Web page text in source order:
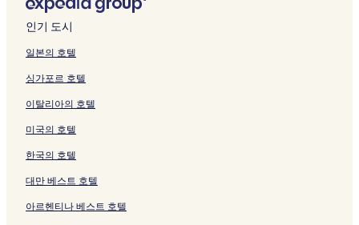
t
페
이
지
여
링
크
는
링
크
G
페
이
지
여
링
크
는
링
크
링
크
r
t
s
페
지
여
는
링
크
i
n
B
a
i
L
u
x
u
y
b
는
링
크
링
크
를
여
는
링
D
r
e
a
l
n
d
페
이
를
는
&
S
p
a
이
를
여
는
링
a
t
o
n
a
i
,
U
n
a
a
는
링
크
a
페
이
지
여
링
크
b
y
A
r
a
i
R
e
s
r
s
a
s
a
n
이
를
여
는
링
B
a
l
i
l
w
a
t
u
e
o
l
l
a
s
a
i
–
U
n
a
a
e
n
K
o
i
i
l
l
a
이
를
인기 도시
일본의 호텔
싱가포르 호텔
이탈리아의 호텔
미국의 호텔
한국의 호텔
대만 베스트 호텔
아르헨티나 베스트 호텔